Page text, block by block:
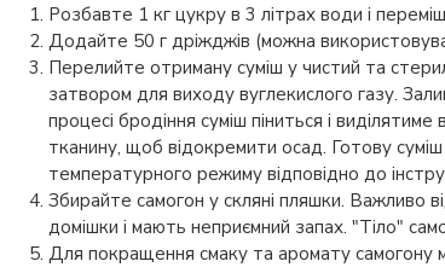
Розбавте 1 кг цукру в 3 літрах води і
Додайте 50 г дріжджів (можна
Перелийте отриману суміш у чистий та
затвором для виходу вуглекислого газу.
процесі бродіння суміш піниться і
тканину, щоб відокремити осад. Готову
температурного режиму відповідно до
Збирайте самогон у скляні пляшки. Важливо
домішки і мають неприємний запах. "Тіло"
Для покращення смаку та аромату самогону